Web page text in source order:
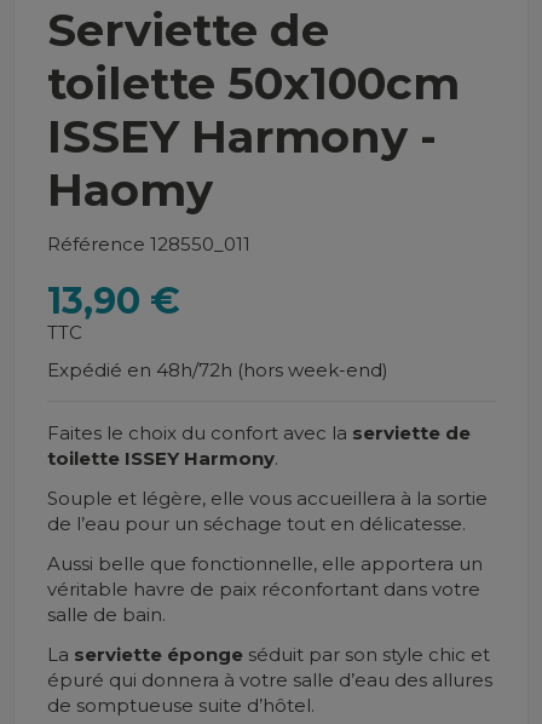
Serviette de
toilette 50x100cm
ISSEY Harmony -
Haomy
Référence 128550_011
13,90 €
TTC
Expédié en 48h/72h (hors week-end)
Faites le choix du confort avec la serviette de
toilette ISSEY Harmony.
Souple et légère, elle vous accueillera à la sortie
de l’eau pour un séchage tout en délicatesse.
Aussi belle que fonctionnelle, elle apportera un
véritable havre de paix réconfortant dans votre
salle de bain.
La serviette épongeséduit par son style chic et
épuré qui donnera à votre salle d’eau des allures
de somptueuse suite d’hôtel.